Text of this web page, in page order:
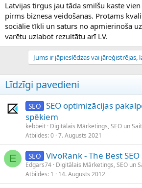
Latvijas tirgus jau tāda smilšu kaste
pirms biznesa veidošanas. Protams
sociālie tīkli un saturs no apmierinoša
varētu uzlabot rezultātu arī LV.
Jums ir jāpieslēdzas vai jāreģistrējas,
Līdzīgi pavedieni
SEO SEO optimizācijas
spēkiem
kebbeit Digitālais Mārketings, SEO un
Atbildes 0 7. Augusts 2021
E SEO VivoRank - The Best
Edgars74 Digitālais Mārketings, SEO un
Atbildes 1 14. Augusts 2012